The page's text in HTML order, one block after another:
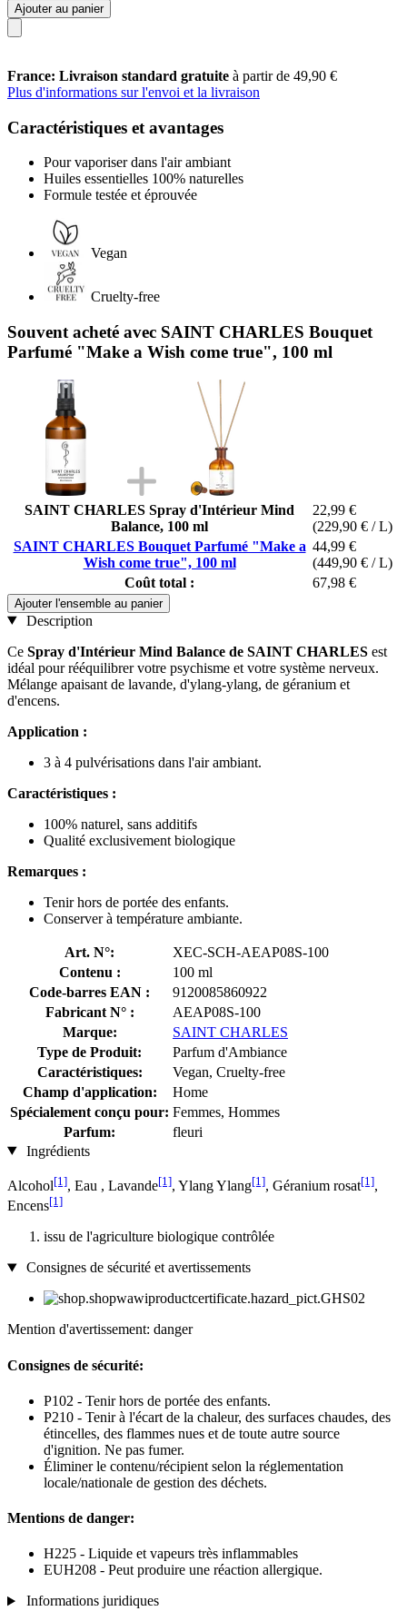
Ajouter au panier
France: Livraison standard gratuite à partir de 49,90 €
Plus d'informations sur l'envoi et la livraison
Caractéristiques et avantages
Pour vaporiser dans l'air ambiant
Huiles essentielles 100% naturelles
Formule testée et éprouvée
Vegan
Cruelty-free
Souvent acheté avec SAINT CHARLES Bouquet
Parfumé "Make a Wish come true", 100 ml
SAINT CHARLES Spray d'Intérieur Mind
Balance, 100 ml
22,99 €
(229,90 € / L)
SAINT CHARLES Bouquet Parfumé "Make a
Wish come true", 100 ml
44,99 €
(449,90 € / L)
Coût total :
67,98 €
Ajouter l'ensemble au panier
Description
Ce Spray d'Intérieur Mind Balance de SAINT CHARLES est
idéal pour rééquilibrer votre psychisme et votre système nerveux.
Mélange apaisant de lavande, d'ylang-ylang, de géranium et
d'encens.
Application :
3 à 4 pulvérisations dans l'air ambiant.
Caractéristiques :
100% naturel, sans additifs
Qualité exclusivement biologique
Remarques :
Tenir hors de portée des enfants.
Conserver à température ambiante.
Art. N°:
XEC-SCH-AEAP08S-100
Contenu :
100 ml
Code-barres EAN :
9120085860922
Fabricant N° :
AEAP08S-100
Marque:
SAINT CHARLES
Type de Produit:
Parfum d'Ambiance
Caractéristiques:
Vegan, Cruelty-free
Champ d'application:
Home
Spécialement conçu pour: Femmes, Hommes
Parfum:
fleuri
Ingrédients
Alcohol[1], Eau , Lavande[1], Ylang Ylang[1], Géranium rosat[1],
Encens[1]
issu de l'agriculture biologique contrôlée
Consignes de sécurité et avertissements
Mention d'avertissement: danger
Consignes de sécurité:
P102 - Tenir hors de portée des enfants.
P210 - Tenir à l'écart de la chaleur, des surfaces chaudes, des
étincelles, des flammes nues et de toute autre source
d'ignition. Ne pas fumer.
Éliminer le contenu/récipient selon la réglementation
locale/nationale de gestion des déchets.
Mentions de danger:
H225 - Liquide et vapeurs très inflammables
EUH208 - Peut produire une réaction allergique.
Informations juridiques